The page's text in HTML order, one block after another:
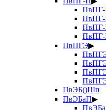
ПвПГ-
ПвПГ-
ПвПГ-
ПвПГЭ▶
ПвЭБ()Шп
ПвЭБаП▶